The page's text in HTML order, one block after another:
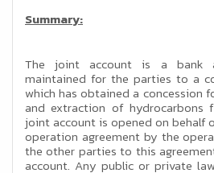
Summary:
The joint account is a bank
maintained for the parties to a
which has obtained a concession
and extraction of hydrocarbons
joint account is opened on
operation agreement by the
the other parties to this
account. Any public or private